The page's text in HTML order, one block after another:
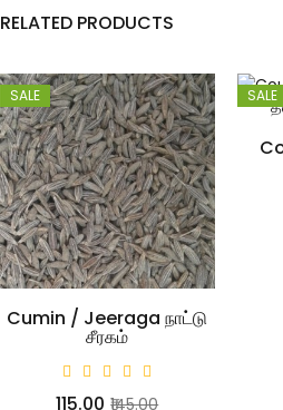
RELATED PRODUCTS
SALE
Cumin / Jeeraga நாட்டு
சீரகம்
₹115.00 ₹145.00
SALE